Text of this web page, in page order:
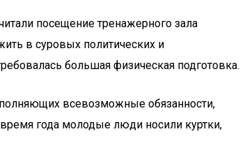
посещение тренажерного зала
в суровых политических и
большая физическая подготовка.
всевозможные обязанности,
года молодые люди носили куртки,